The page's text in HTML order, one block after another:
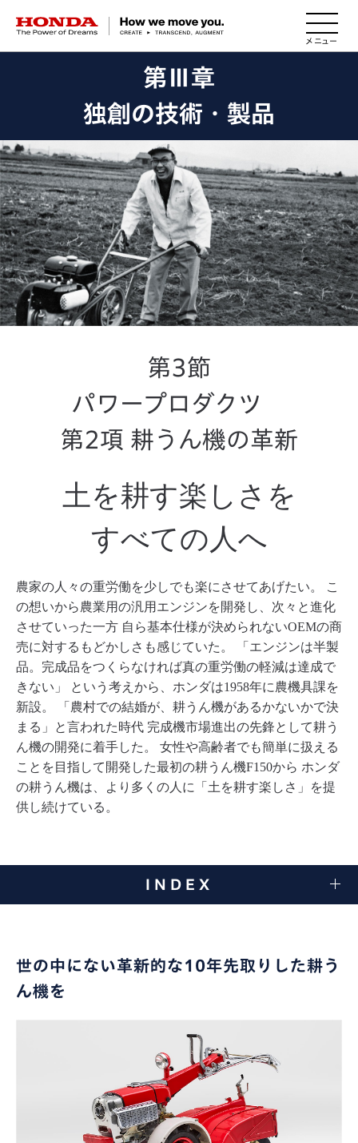
HONDA The Power of Dreams
第Ⅲ章
独創の技術・製品
第3節
パワープロダクツ
第2項 耕うん機の革新
土を耕す楽しさを
すべての人へ
農家の人々の重労働を少しでも楽にさせてあげたい。
こ
の想いから農業用の汎用エンジンを開発し、次々と進化
させていった一方 自ら基本仕様が決められないOEMの商
売に対するもどかしさも感じていた。
「エンジンは半製
品。完成品をつくらなければ真の重労働の軽減は達成で
きない」
という考えから、ホンダは1958年に農機具課を
新設。
「農村での結婚が、耕うん機があるかないかで決
まる」と言われた時代 完成機市場進出の先鋒として耕う
ん機の開発に着手した。
女性や高齢者でも簡単に扱える
ことを目指して開発した最初の耕うん機F150から ホンダ
の耕うん機は、より多くの人に「土を耕す楽しさ」を提
供し続けている。
INDEX
世の中にない革新的な10年先取りした耕う
ん機を